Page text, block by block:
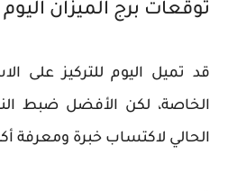
توقعات برج الميزان
قد تميل اليوم للتركيز على
الخاصة، لكن الأفضل ضبط
الحالي لاكتساب خبرة ومعرفة